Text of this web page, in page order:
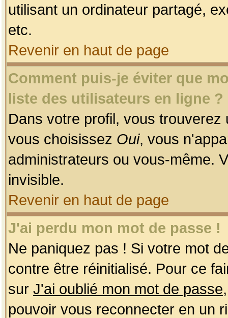
utilisant un ordinateur partagé,
etc.
Revenir en haut de page
Comment puis-je éviter que
liste des utilisateurs en ligne ?
Dans votre profil, vous
vous choisissez Oui, vous
administrateurs ou vous-même.
invisible.
Revenir en haut de page
J'ai perdu mon mot de passe !
Ne paniquez pas ! Si votre mot
contre être réinitialisé. Pour ce
sur J'ai oublié mon mot de passe
pouvoir vous reconnecter en un